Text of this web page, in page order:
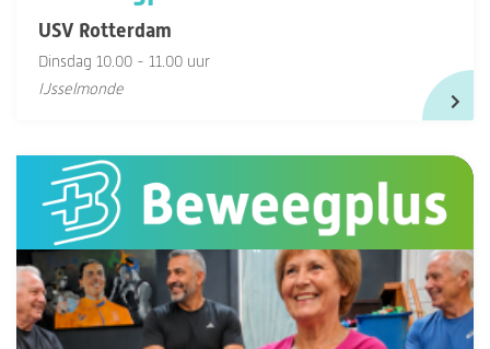
USV Rotterdam
Dinsdag 10.00 - 11.00 uur
IJsselmonde